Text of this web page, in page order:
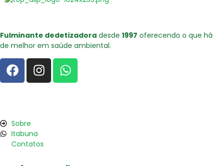
Fulminante dedetizadora desde 1997 oferecendo o que há
de melhor em saúde ambiental.
Sobre
Itabuna
Contatos